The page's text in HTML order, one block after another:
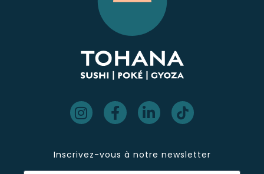
Inscrivez-vous à notre newsletter